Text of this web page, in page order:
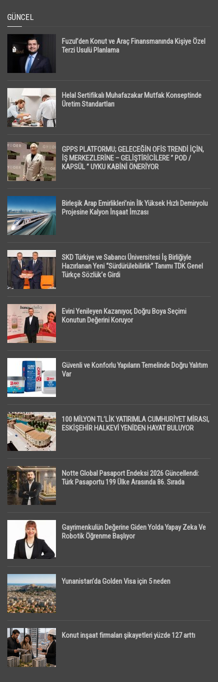
GÜNCEL
Fuzul’den Konut ve Araç Finansmanında Kişiye Özel
Terzi Usulü Planlama
Helal Sertifikalı Muhafazakar Mutfak Konseptinde
Üretim Standartları
GPPS PLATFORMU; GELECEĞİN OFİS TRENDİ İÇİN,
İŞ MERKEZLERİNE – GELİŞTİRİCİLERE ” POD /
KAPSÜL ” UYKU KABİNİ ÖNERİYOR
Birleşik Arap Emirlikleri’nin İlk Yüksek Hızlı Demiryolu
Projesine Kalyon İnşaat İmzası
SKD Türkiye ve Sabancı Üniversitesi İş Birliğiyle
Hazırlanan Yeni “Sürdürülebilirlik” Tanımı TDK Genel
Türkçe Sözlük’e Girdi
Evini Yenileyen Kazanıyor, Doğru Boya Seçimi
Konutun Değerini Koruyor
Güvenli ve Konforlu Yapıların Temelinde Doğru Yalıtım
Var
100 MİLYON TL’LİK YATIRIMLA CUMHURİYET MİRASI,
ESKİŞEHİR HALKEVİ YENİDEN HAYAT BULUYOR
Notte Global Pasaport Endeksi 2026 Güncellendi:
Türk Pasaportu 199 Ülke Arasında 86. Sırada
Gayrimenkulün Değerine Giden Yolda Yapay Zeka Ve
Robotik Öğrenme Başlıyor
Yunanistan’da Golden Visa için 5 neden
Konut inşaat firmaları şikayetleri yüzde 127 arttı